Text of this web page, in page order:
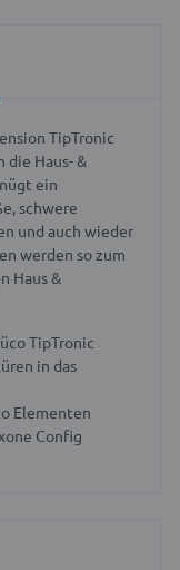
TipTronic
die Haus- &
ein
schwere
und auch wieder
werden so zum
Haus &
TipTronic
in das
Elementen
Config